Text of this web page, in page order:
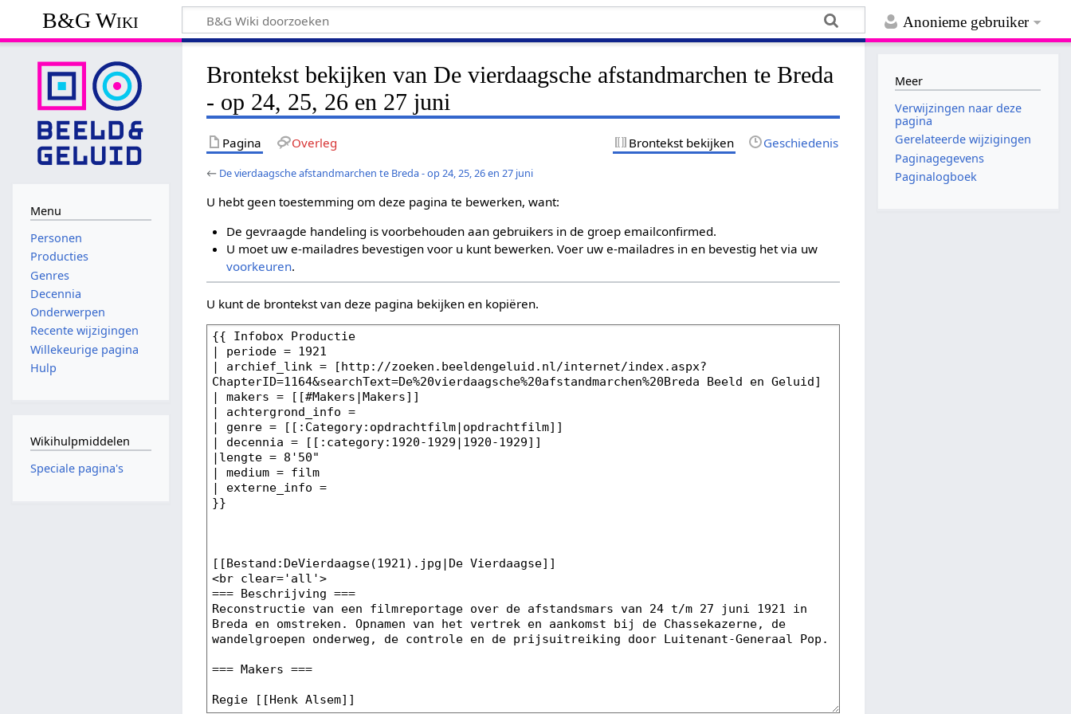
Anonieme gebruiker
B&G Wiki
Brontekst bekijken van De vierdaagsche afstandmarchen te Breda
- op 24, 25, 26 en 27 juni
Pagina Overleg Brontekst bekijken Geschiedenis
← De vierdaagsche afstandmarchen te Breda - op 24, 25, 26 en 27 juni
U hebt geen toestemming om deze pagina te bewerken, want:
De gevraagde handeling is voorbehouden aan gebruikers in de groep emailconfirmed.
U moet uw e-mailadres bevestigen voor u kunt bewerken. Voer uw e-mailadres in en bevestig het via uw
voorkeuren.
U kunt de brontekst van deze pagina bekijken en kopiëren.
Menu
Personen
Producties
Genres
Decennia
Onderwerpen
Recente wijzigingen
Willekeurige pagina
Hulp
Wikihulpmiddelen
Speciale pagina's
Meer
Verwijzingen naar deze
pagina
Gerelateerde wijzigingen
Paginagegevens
Paginalogboek